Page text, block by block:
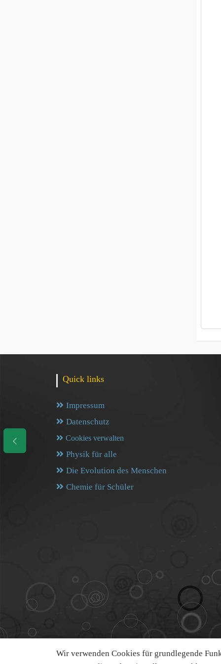
Wir verwenden Cookies für grundlegende
Quick links
Impressum
Datenschutz
Cookies verwalten
Physik für alle
Die Evolution des Menschen
Chemie für Schüler